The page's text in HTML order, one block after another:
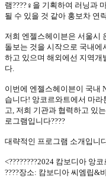
램????‍♀️‍을 기획하여 러닝과
될 수 있을 것 같아 홍보차 연
저희 엔젤스헤이븐은 서울시
돌보는 것을 시작으로 국내에
하고 있으며 해외에선 지역개
다.
이번에 엔젤스헤이븐이 국내
습니다! 앙코르와트에서 마라
고, 저희 기관과 협력하고 있
로그램입니다????
대략적인 프로그램 소개입니
<????????2024 캄보디아 앙
????장소: 캄보디아 씨엠립&